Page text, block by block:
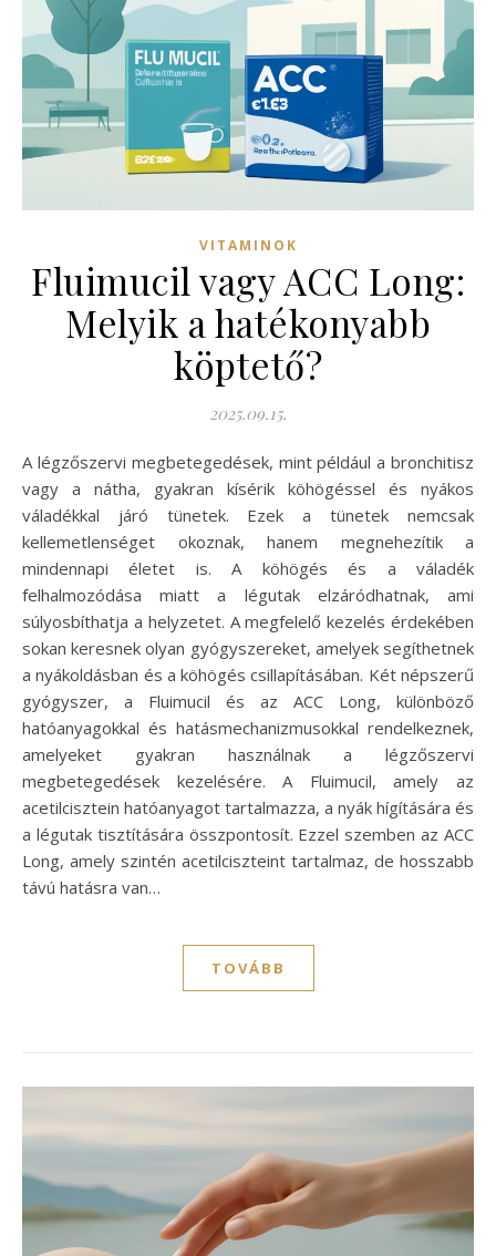
VITAMINOK
Fluimucil vagy ACC Long:
Melyik a hatékonyabb
köptető?
2025.09.15.
A légzőszervi megbetegedések, mint például a bronchitisz
vagy a nátha, gyakran kísérik köhögéssel és nyákos
váladékkal járó tünetek. Ezek a tünetek nemcsak
kellemetlenséget okoznak, hanem megnehezítik a
mindennapi életet is. A köhögés és a váladék
felhalmozódása miatt a légutak elzáródhatnak, ami
súlyosbíthatja a helyzetet. A megfelelő kezelés érdekében
sokan keresnek olyan gyógyszereket, amelyek segíthetnek
a nyákoldásban és a köhögés csillapításában. Két népszerű
gyógyszer, a Fluimucil és az ACC Long, különböző
hatóanyagokkal és hatásmechanizmusokkal rendelkeznek,
amelyeket gyakran használnak a légzőszervi
megbetegedések kezelésére. A Fluimucil, amely az
acetilcisztein hatóanyagot tartalmazza, a nyák hígítására és
a légutak tisztítására összpontosít. Ezzel szemben az ACC
Long, amely szintén acetilciszteint tartalmaz, de hosszabb
távú hatásra van…
TOVÁBB